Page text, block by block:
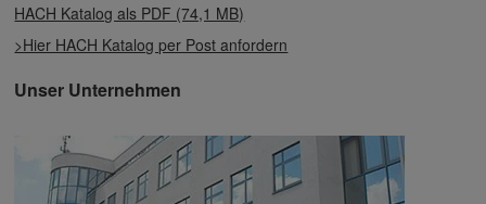
HACH Katalog als PDF (74,1 MB)
>Hier HACH Katalog per Post anfordern
Unser Unternehmen